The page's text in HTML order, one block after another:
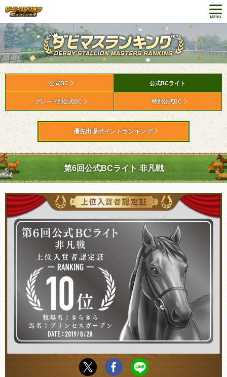
公式BC 公式BCライト
グレード別公式BC 特別公式BC
優先出場ポイントランキング
第6回公式BCライト 非凡戦